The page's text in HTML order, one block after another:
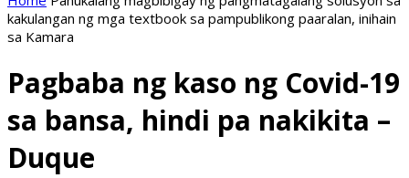
kakulangan ng mga textbook sa pampublikong paaralan, inihain
sa Kamara
Pagbaba ng kaso ng Covid-19
sa bansa, hindi pa nakikita –
Duque